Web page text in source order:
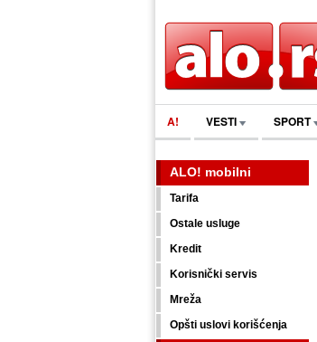
A! VESTI SPORT
ALO! mobilni
Tarifa
Ostale usluge
Kredit
Korisnički servis
Mreža
Opšti uslovi korišćenja